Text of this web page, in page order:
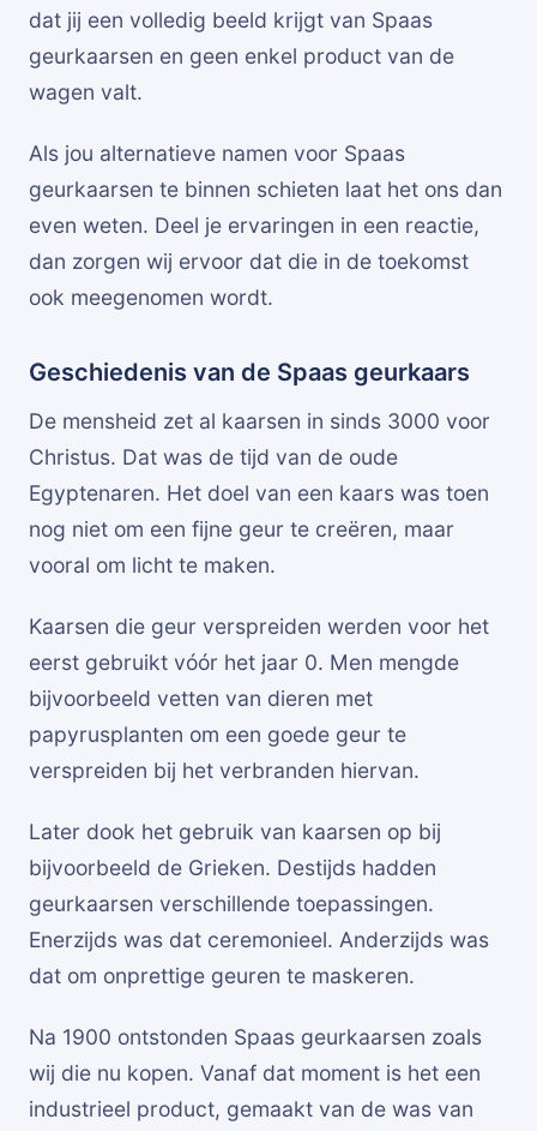
dat jij een volledig beeld krijgt van Spaas
geurkaarsen en geen enkel product van de
wagen valt.
Als jou alternatieve namen voor Spaas
geurkaarsen te binnen schieten laat het ons dan
even weten. Deel je ervaringen in een reactie,
dan zorgen wij ervoor dat die in de toekomst
ook meegenomen wordt.
Geschiedenis van de Spaas geurkaars
De mensheid zet al kaarsen in sinds 3000 voor
Christus. Dat was de tijd van de oude
Egyptenaren. Het doel van een kaars was toen
nog niet om een fijne geur te creëren, maar
vooral om licht te maken.
Kaarsen die geur verspreiden werden voor het
eerst gebruikt vóór het jaar 0. Men mengde
bijvoorbeeld vetten van dieren met
papyrusplanten om een goede geur te
verspreiden bij het verbranden hiervan.
Later dook het gebruik van kaarsen op bij
bijvoorbeeld de Grieken. Destijds hadden
geurkaarsen verschillende toepassingen.
Enerzijds was dat ceremonieel. Anderzijds was
dat om onprettige geuren te maskeren.
Na 1900 ontstonden Spaas geurkaarsen zoals
wij die nu kopen. Vanaf dat moment is het een
industrieel product, gemaakt van de was van